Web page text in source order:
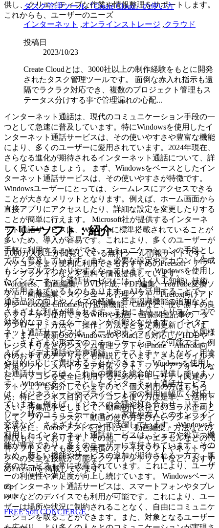
供し、クリエイティブな作業や情報整理をサポートします。
これからも、ユーザーのニーズ
インターネット通話は、現代のコミュニケーション手段の一
つとして急速に普及しています。特にWindowsを使用したイ
ンターネット通話サービスは、その使いやすさや豊富な機能
により、多くのユーザーに愛用されています。2024年現在、
さらなる進化が期待されるインターネット通話について、詳
しく見ていきましょう。 まず、Windowsをベースとしたイン
ターネット通話サービスは、その使いやすさが特徴です。
Windowsユーザーにとっては、シームレスにアクセスできる
ことが大きなメリットとなります。例えば、ホーム画面から
直接アプリにアクセスしたり、詳細な設定を変更したりする
ことが簡単に行えます。 Microsoft社が提供するインターネ
ット通話サービスは、Windowsに標準搭載されていることが
多いため、導入が容易です。これにより、多くのユーザーが
手軽に利用することができ、コミュニケーションの手段とし
て広く普及しています。また、必要な設定やアカウント作成
もシンプルでわかりやすくなっています。 Windowsを使用し
たインターネット通話サービスには、AI（人工知能）技術
が活用されているものもあります。AIを活用することで、
通話品質の向上やノイズの軽減、音声認識機能の追加など、
さまざまな利点が得られます。これにより、よりスムーズで
効率的なコミュニケーションが可能となります。 インター
ネット通話サービスは、メールやオンラインチャットと同様
に、さまざまな形式でのコミュニケーションが可能です。例
えば、ビデオ通話や音声通話、テキストチャットなど、用途
や目的に応じて選択することができます。Windowsを使用し
た通話サービスは、これらの機能を総合的に提供していま
す。 Windowsをベースとしたインターネット通話サービス
は、ビジネスシーンやプライベートでの利用に幅広く対応し
ています。例えば、ビジネスの会議や打ち合わせ、リモート
ワーク時のコミュニケーション、家族や友人とのオンライン
交流など、さまざまなシーンで活躍しています。 Windowsを
利用したインターネット通話サービスは、シェアや役立つ機
能が豊富であり、多くのユーザーに支持されています。その
ため、新しい機能やサービスの追加が期待される一方で、既
存のサービスも常に改善されています。これにより、ユーザ
ーの利便性や満足度が向上し続けています。 Windowsベース
のインターネット通話サービスは、スマートフォンやタブレ
ットなどのデバイスでも利用が可能です。これにより、ユー
ザーは場所や状況に制約されることなく、自由にコミュニケ
ーションを取ることができます。また、対象となるユーザー
タスク管理ツール『Create Cloud』の使い方
インターネット ,オンラインストレージ ,クラウド
投稿日
2023/10/23
Create Cloudとは、3000社以上の制作経験をもとに開発
されたタスク管理ツールです。 面倒な赤入れ指示も遠
隔でラクラク対応でき、複数のプロジェクト管理もス
テータス分けする事で管理漏れの心配...
フリーソフト：紹介
1,000万人以上が閲覧している無料ツール情報サイトです。
パソコンをより便利に利用できるおすすめのFreesoft・アプ
リ・プラグインなどを無料で情報提供しています。
Wordpress、動画編集、DVD作成、PDF編集、YouTube変換ソ
フト、画像編集、スケジュール管理ソフト、Firefox向けアド
オン・Google Chrome向け拡張機能、Cadなど、使い勝手の良
いフリーから使用できるWEBや動画・画像関連記事の「ダ
ウンロード」方法や「操作」方法などを定期更新していま
す。また、最新OSのWindows10やMacにも対応したHDDや
レジストリなどのシステム管理ソフトやiPhone・Android向
けのおすすめアプリなども解説しています。さらにウイルス
対策ソフト、スパイウェア対策ソフト、ファイアフォールな
ど、パソコンを安全に利用するためのセキュリティ関連のソ
フトウェアも紹介していますので、個人利用の方はもちろ
ん、特にビジネス目的でパソコンを使う方は是非、ご活用下
さい。特集記事としまして、動画制作会社とのコラボ企画と
して、フリーランスが「動画の使い方学びたいランキング」
をもとに、Adobeソフトを使用した「動画編集」方法などの
解説も行っております。その他、ワードやエクセルなどの代
替ソフトとしても使える無償のオフィスソフトやネットワー
クへの安全な接続が可能なクライアントソフトなど、おすす
めFreesoftを掲載しています。
top
page
FREE Soft CONCIERGE